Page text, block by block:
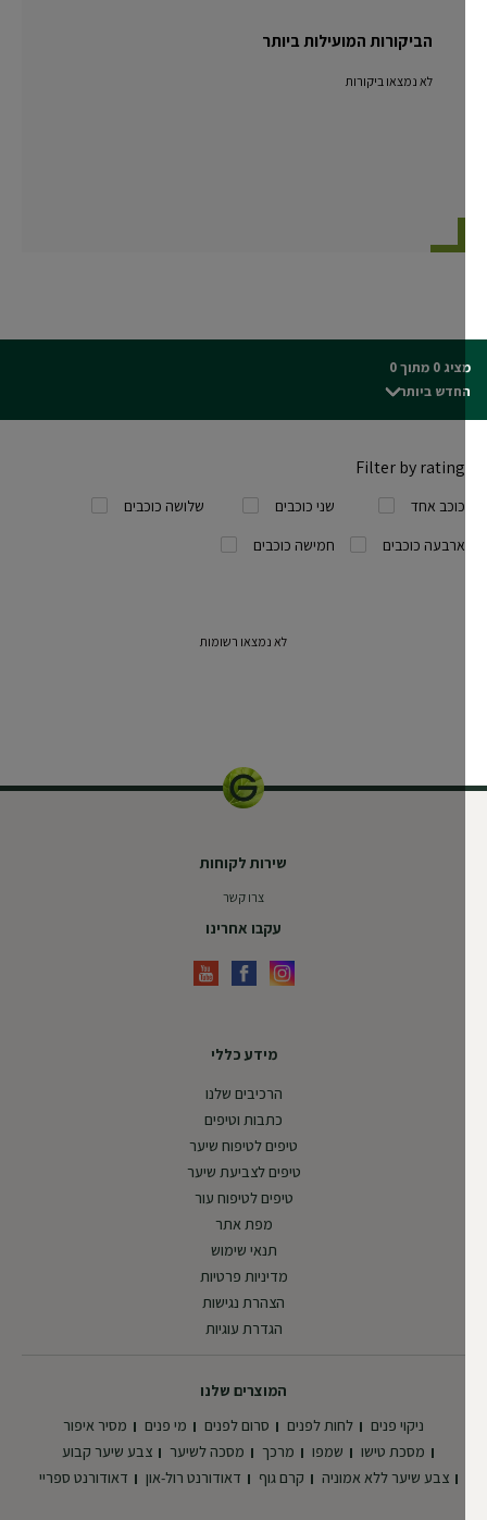
הביקורות המועילות ביותר
לא נמצאו ביקורות
0 מתוך 0
ביותר
Filter by rating
כוכב אחד שני כוכבים
שלושה כוכבים
ארבעה כוכבים
חמישה כוכבים
לא נמצאו רשומות
המוצרים שלנו
ניקוי פנים
לחות לפנים סרום לפנים מי פנים
מסיר איפור
מסכת טישו
שמפו מרכך מסכה לשיער
צבע שיער קבוע
צבע שיער ללא אמוניה
קרם גוף דאודורנט רול-און דאודורנט ספריי
מידע כללי
הרכיבים שלנו
כתבות וטיפים
טיפים לטיפוח שיער
טיפים לצביעת שיער
טיפים לטיפוח עור
מפת אתר
תנאי שימוש
מדיניות פרטיות
הצהרת נגישות
הגדרת עוגיות
שירות לקוחות
צרו קשר
עקבו אחרינו